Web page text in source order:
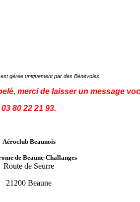
gérée uniquement par des Bénévoles.
merci de laisser un message
03 80 22 21 93.
Aéroclub Beaunois
de Beaune-Challanges
Route de Seurre
21200 Beaune